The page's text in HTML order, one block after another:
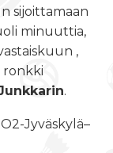
sijoittamaan
minuuttia,
,
ronkki
.
Jyväskylä–